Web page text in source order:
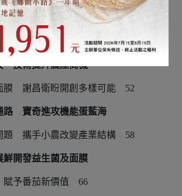
發揚臺灣特有種
肉桂 從實驗室加值走向市場46
技術提升農產商機
膜 謝昌衛盼開創多樣可能 52
路 寶奇進攻機能蛋藍海
題 攜手小農改變產業結構 58
開發益生菌及面膜
予番茄新價值 66